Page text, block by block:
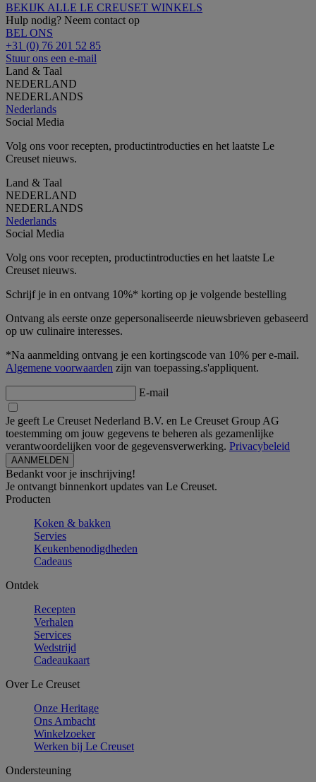
BEKIJK ALLE LE CREUSET WINKELS
Hulp nodig? Neem contact op
BEL ONS
+31 (0) 76 201 52 85
Stuur ons een e-mail
Land & Taal
NEDERLAND
NEDERLANDS
Nederlands
Social Media
Volg ons voor recepten, productintroducties en het laatste Le
Creuset nieuws.
Land & Taal
NEDERLAND
NEDERLANDS
Nederlands
Social Media
Volg ons voor recepten, productintroducties en het laatste Le
Creuset nieuws.
Schrijf je in en ontvang 10%* korting op je volgende bestelling
Ontvang als eerste onze gepersonaliseerde nieuwsbrieven gebaseerd
op uw culinaire interesses.
*Na aanmelding ontvang je een kortingscode van 10% per e-mail.
Algemene voorwaarden zijn van toepassing.s'appliquent.
E-mail
Je geeft Le Creuset Nederland B.V. en Le Creuset Group AG
toestemming om jouw gegevens te beheren als gezamenlijke
verantwoordelijken voor de gegevensverwerking. Privacybeleid
Bedankt voor je inschrijving!
Je ontvangt binnenkort updates van Le Creuset.
Producten
Koken & bakken
Servies
Keukenbenodigdheden
Cadeaus
Ontdek
Recepten
Verhalen
Services
Wedstrijd
Cadeaukaart
Over Le Creuset
Onze Heritage
Ons Ambacht
Winkelzoeker
Werken bij Le Creuset
Ondersteuning